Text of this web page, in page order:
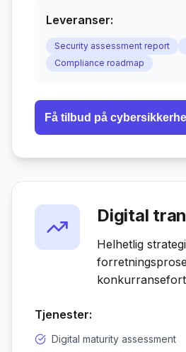
Leveranser:
Security assessment report
Compliance roadmap
Få tilbud på
Digital
Helhetlig
Tjenester:
Digital maturity assessment